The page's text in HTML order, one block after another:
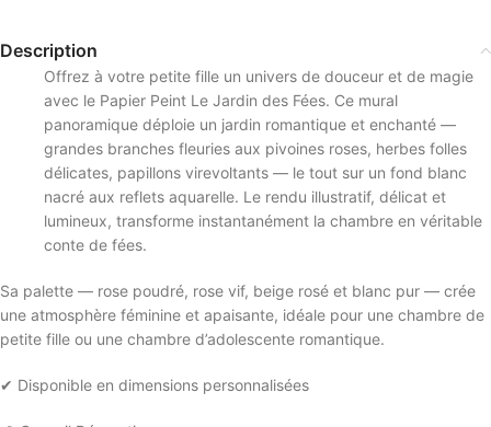
Description
Offrez à votre petite fille un univers de douceur et de magie
avec le Papier Peint Le Jardin des Fées. Ce mural
panoramique déploie un jardin romantique et enchanté —
grandes branches fleuries aux pivoines roses, herbes folles
délicates, papillons virevoltants — le tout sur un fond blanc
nacré aux reflets aquarelle. Le rendu illustratif, délicat et
lumineux, transforme instantanément la chambre en véritable
conte de fées.
Sa palette — rose poudré, rose vif, beige rosé et blanc pur — crée
une atmosphère féminine et apaisante, idéale pour une chambre de
petite fille ou une chambre d’adolescente romantique.
✔ Disponible en dimensions personnalisées